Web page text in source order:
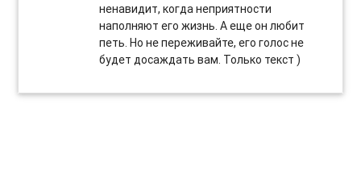
ненавидит, когда неприятности
наполняют его жизнь. А еще он любит
петь. Но не переживайте, его голос не
будет досаждать вам. Только текст )